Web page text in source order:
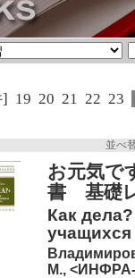
] 19 20 21 22 23
並べ
お元気で
書 基礎
Как
М., <ИНФРА-